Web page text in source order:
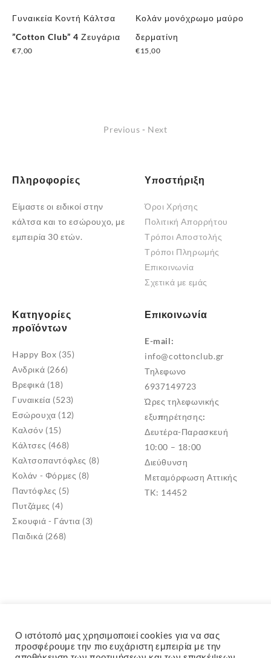
Γυναικεία Κοντή Κάλτσα
”Cotton Club” 4 Ζευγάρια
€7,00
Κολάν μονόχρωμο μαύρο
δερματίνη
€15,00
επιλογές
μπορούν
να
επιλεγούν
στη
σελίδα
του
προϊόντος
Previous - Next
Πληροφορίες
Είμαστε οι ειδικοί στην
κάλτσα και το εσώρουχο, με
εμπειρία 30 ετών.
Υποστήριξη
Όροι Χρήσης
Πολιτική Απορρήτου
Τρόποι Αποστολής
Τρόποι Πληρωμής
Επικοινωνία
Σχετικά με εμάς
Κατηγορίες
προϊόντων
Happy Box (35)
Ανδρικά (266)
Βρεφικά (18)
Γυναικεία (523)
Εσώρουχα (12)
Καλσόν (15)
Κάλτσες (468)
Καλτσοπαντόφλες (8)
Κολάν - Φόρμες (8)
Παντόφλες (5)
Πυτζάμες (4)
Σκουφιά - Γάντια (3)
Παιδικά (268)
Επικοινωνία
E-mail:
info@cottonclub.gr
Τηλεφωνο
6937149723
Ώρες τηλεφωνικής
εξυπηρέτησης:
Δευτέρα-Παρασκευή
10:00 – 18:00
Διεύθυνση
Μεταμόρφωση Αττικής
TK: 14452
Ο ιστότοπό μας χρησιμοποιεί cookies για να σας
προσφέρουμε την πιο ευχάριστη εμπειρία με την